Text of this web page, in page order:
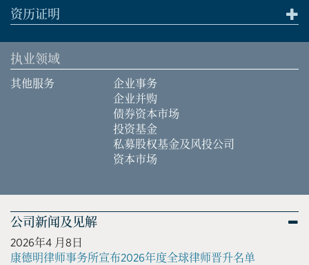
资历证明
执业领域
其他服务
企业事务
企业并购
债券资本市场
投资基金
私募股权基金及风投公司
资本市场
公司新闻及见解
2026年4 月8日
康德明律师事务所宣布2026年度全球律师晋升名单